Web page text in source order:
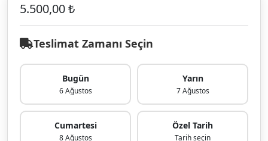
5.500,00 ₺
Teslimat Zamanı Seçin
Bugün
6 Ağustos
Yarın
7 Ağustos
Cumartesi
8 Ağustos
Özel Tarih
Tarih seçin